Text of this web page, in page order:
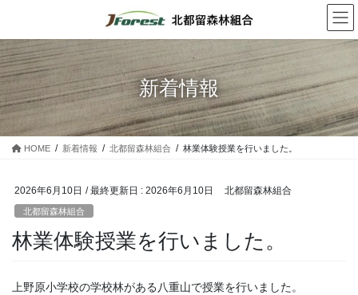
テ
ン
ツ
に
移
動
ゲ
ー
シ
ョ
ン
に
新着情報
HOME 新着情報 北都留森林組合 林業体験授業を行いました。
2026年6月10日 / 最終更新日 : 2026年6月10日 北都留森林組合
北都留森林組合
林業体験授業を行いました。
上野原小学校の学校林がある八重山で授業を行いました。